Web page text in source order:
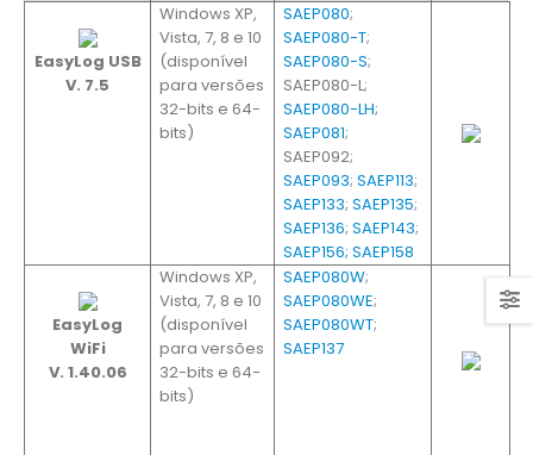
EasyLog USB
V. 7.5
Windows XP,
Vista, 7, 8 e 10
(disponível
para versões
32-bits e 64-
bits)
SAEP080;
SAEP080-T;
SAEP080-S;
SAEP080-L;
SAEP080-LH;
SAEP081;
SAEP092;
SAEP093;SAEP113;
SAEP133;SAEP135;
SAEP136;SAEP143;
SAEP156; SAEP158
EasyLog
WiFi
V. 1.40.06
Windows XP,
Vista, 7, 8 e 10
(disponível
para versões
32-bits e 64-
bits)
SAEP080W;
SAEP080WE;
SAEP080WT;
SAEP137